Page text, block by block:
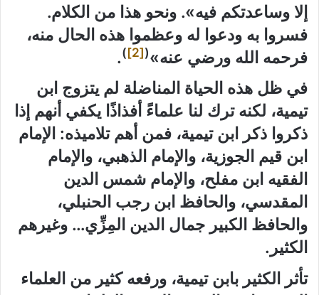
إلا وساعدتكم فيه». ونحو هذا من الكلام.
فسروا به ودعوا له وعظموا هذه الحال منه،
فرحمه الله ورضي عنه»(
[2]
)
.
في ظل هذه الحياة المناضلة لم يتزوج ابن
تيمية، لكنه ترك لنا علماءً أفذاذًا يكفي أنهم إذا
ذكروا ذكر ابن تيمية، فمن أهم تلاميذه: الإمام
ابن قيم الجوزية، والإمام الذهبي، والإمام
الفقيه ابن مفلح، والإمام شمس الدين
المقدسي، والحافظ ابن رجب الحنبلي،
والحافظ الكبير جمال الدين المِزِّي… وغيرهم
الكثير.
تأثر الكثير بابن تيمية، ورفعه كثير من العلماء